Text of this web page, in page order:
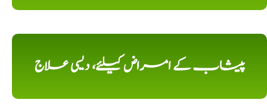
پیشاب کے امراض کیلئے، دیسی علاج